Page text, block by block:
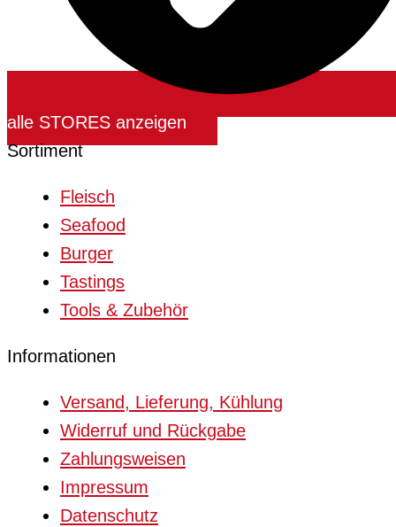
alle STORES anzeigen
Sortiment
Fleisch
Seafood
Burger
Tastings
Tools & Zubehör
Informationen
Versand, Lieferung, Kühlung
Widerruf und Rückgabe
Zahlungsweisen
Impressum
Datenschutz